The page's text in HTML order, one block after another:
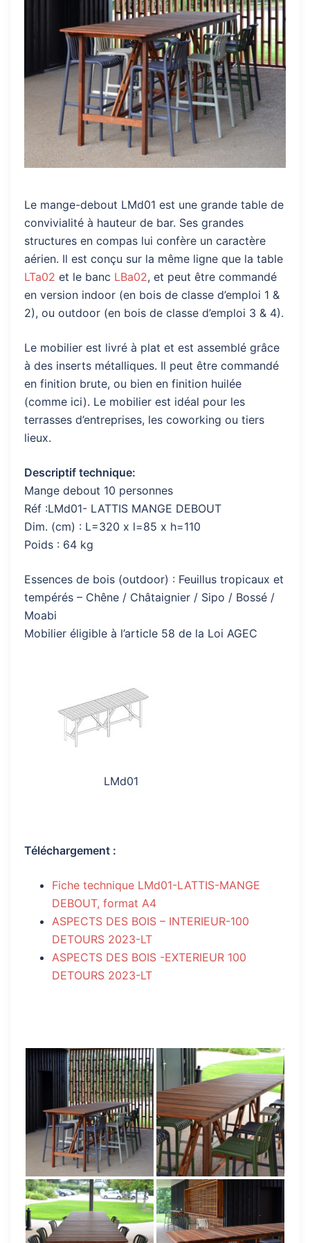
Le mange-debout LMd01 est une grande table de
convivialité à hauteur de bar. Ses grandes
structures en compas lui confère un caractère
aérien. Il est conçu sur la même ligne que la table
LTa02 et le banc LBa02, et peut être commandé
en version indoor (en bois de classe d’emploi 1 &
2), ou outdoor (en bois de classe d’emploi 3 & 4).
Le mobilier est livré à plat et est assemblé grâce
à des inserts métalliques. Il peut être commandé
en finition brute, ou bien en finition huilée
(comme ici). Le mobilier est idéal pour les
terrasses d’entreprises, les coworking ou tiers
lieux.
Descriptif technique:
Mange debout 10 personnes
Réf :LMd01- LATTIS MANGE DEBOUT
Dim. (cm) : L=320 x l=85 x h=110
Poids : 64 kg
Essences de bois (outdoor) : Feuillus tropicaux et
tempérés – Chêne / Châtaignier / Sipo / Bossé /
Moabi
Mobilier éligible à l’article 58 de la Loi AGEC
LMd01
Téléchargement :
Fiche technique LMd01-LATTIS-MANGE
DEBOUT, format A4
ASPECTS DES BOIS – INTERIEUR-100
DETOURS 2023-LT
ASPECTS DES BOIS -EXTERIEUR 100
DETOURS 2023-LT